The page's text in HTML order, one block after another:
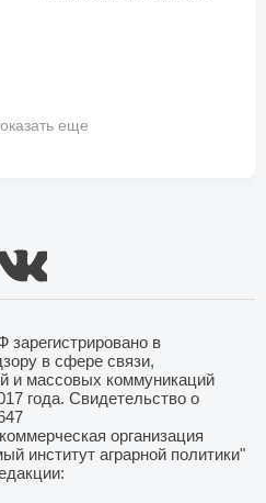
еще
в
в сфере связи,
и массовых коммуникаций
года. Свидетельство о
организация
институт аграрной политики"